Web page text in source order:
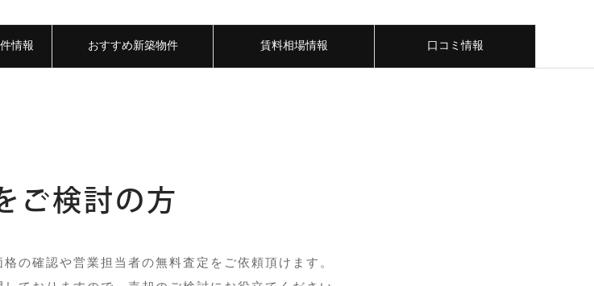
情報 おすすめ新築物件 賃料相場情報 口コミ情報
ご検討の方
の確認や営業担当者の無料査定をご依頼頂けます。